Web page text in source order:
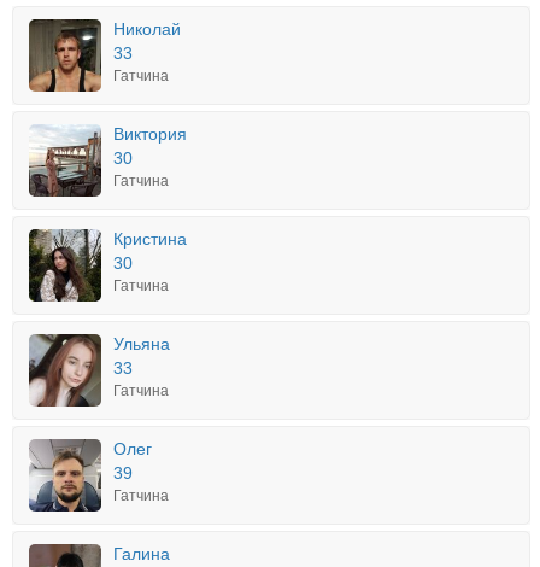
Николай
33
Гатчина
Виктория
30
Гатчина
Кристина
30
Гатчина
Ульяна
33
Гатчина
Олег
39
Гатчина
Галина